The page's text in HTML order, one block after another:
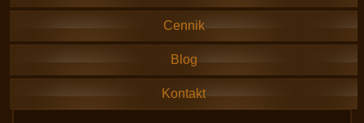
Cennik
Blog
Kontakt